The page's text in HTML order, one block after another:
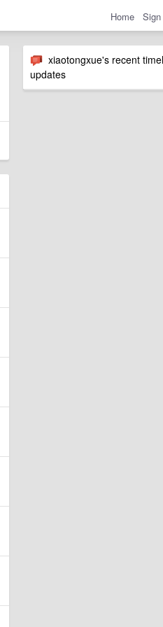
Home
xiaotongxue's recent
updates